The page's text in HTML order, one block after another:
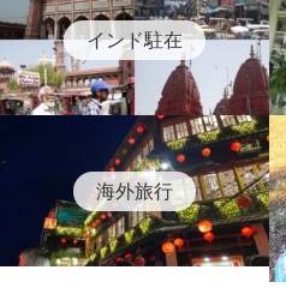
インド駐在
海外旅行